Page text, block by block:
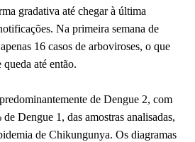
gradativa até chegar à última
Na primeira semana de
16 casos de arboviroses, o que
até então.
de Dengue 2, com
Dengue 1, das amostras analisadas,
de Chikungunya. Os diagramas